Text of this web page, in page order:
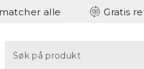
alle Gratis